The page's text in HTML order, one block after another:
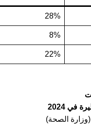
28%
8%
22%
(وزارة الصحة)